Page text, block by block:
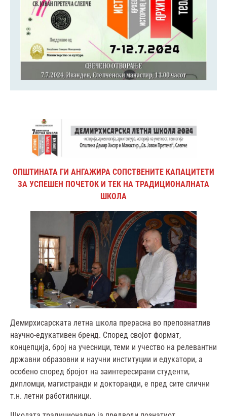
ОПШТИНАТА ГИ АНГАЖИРА СОПСТВЕНИТЕ КАПАЦИТЕТИ
ЗА УСПЕШЕН ПОЧЕТОК И ТЕК НА ТРАДИЦИОНАЛНАТА
ШКОЛА
Демирхисарската летна школа прерасна во препознатлив
научно-едукативен бренд. Според својот формат,
концепција, број на учесници, теми и учество на релевантни
државни образовни и научни институции и едукатори, а
особено според бројот на заинтересирани студенти,
дипломци, магистранди и докторанди, е пред сите слични
т.н. летни работилници.